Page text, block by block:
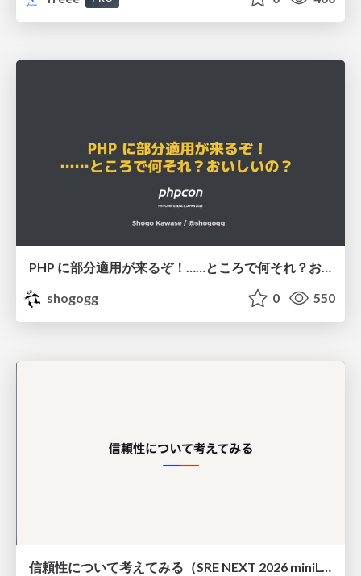
PHP に部分適用が来るぞ！……ところで何それ？おいしいの？ #phpcon / phpcon-2026
shogogg
0 550
信頼性について考えてみる（SRE NEXT 2026 miniLT）